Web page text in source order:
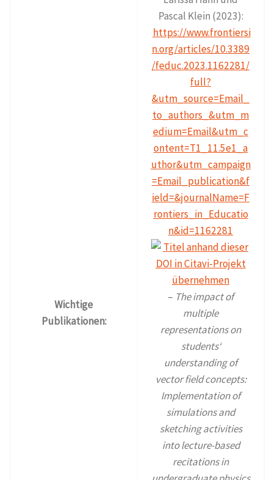
Wichtige
Publikationen:
Pascal Klein (2023):
https://www.frontiersi
n.org/articles/10.3389
/feduc.2023.1162281/
full?
&utm_source=Email_
to_authors_&utm_m
edium=Email&utm_c
ontent=T1_11.5e1_a
uthor&utm_campaign
=Email_publication&f
ield=&journalName=F
rontiers_in_Educatio
n&id=1162281
– The impact of
multiple
representations on
students‘
understanding of
vector field concepts:
Implementation of
simulations and
sketching activities
into lecture-based
recitations in